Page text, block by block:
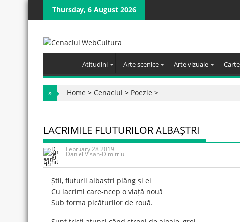
Skip
Thursday, 6 August 2026
Atitudini Arte scenice Arte vizuale Carte
» Home > Cenaclul > Poezie >
LACRIMILE FLUTURILOR ALBAȘTRI
February 28 2019
Daniel Visan-Dimitriu
Știi, fluturii albaștri plâng și ei
Cu lacrimi care-ncep o viață nouă
Sub forma picăturilor de rouă.